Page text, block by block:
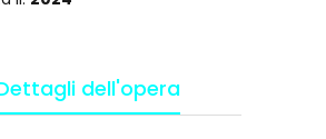
dell'opera